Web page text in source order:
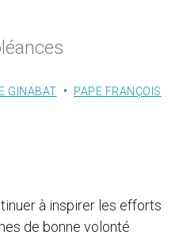
GINABAT PAPE FRANÇOIS
à inspirer les efforts
de bonne volonté